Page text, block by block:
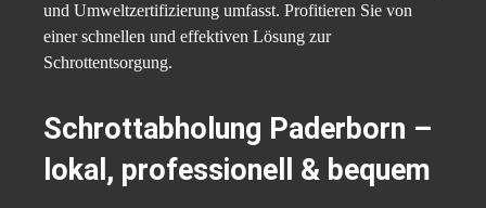
und Umweltzertifizierung umfasst. Profitieren Sie von
einer schnellen und effektiven Lösung zur
Schrottentsorgung.
Schrottabholung Paderborn –
lokal, professionell & bequem